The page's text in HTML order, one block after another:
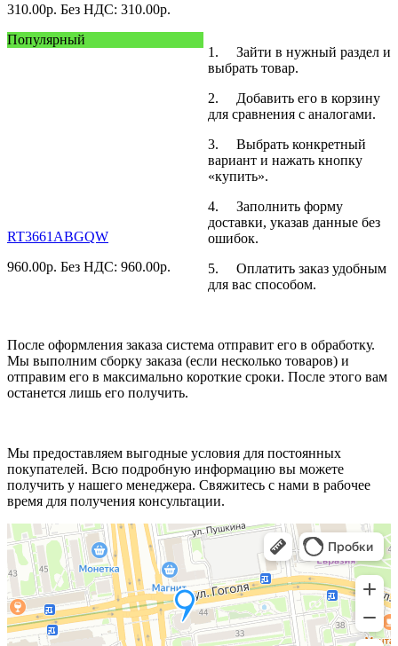
310.00р. Без НДС: 310.00р.
Популярный
RT3661ABGQW
960.00р. Без НДС: 960.00р.
1. Зайти в нужный раздел и
выбрать товар.
2. Добавить его в корзину
для сравнения с аналогами.
3. Выбрать конкретный
вариант и нажать кнопку
«купить».
4. Заполнить форму
доставки, указав данные без
ошибок.
5. Оплатить заказ удобным
для вас способом.
После оформления заказа система отправит его в обработку.
Мы выполним сборку заказа (если несколько товаров) и
отправим его в максимально короткие сроки. После этого вам
останется лишь его получить.
Мы предоставляем выгодные условия для постоянных
покупателей. Всю подробную информацию вы можете
получить у нашего менеджера. Свяжитесь с нами в рабочее
время для получения консультации.